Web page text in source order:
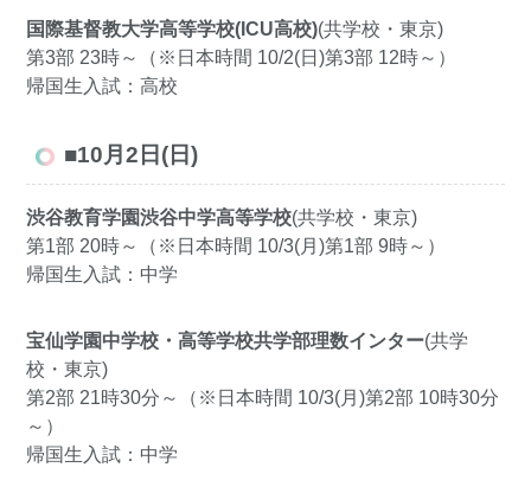
国際基督教大学高等学校(ICU高校)(共学校・東京)
第3部 23時～（※日本時間 10/2(日)第3部 12時～）
帰国生入試：高校
■10月2日(日)
渋谷教育学園渋谷中学高等学校(共学校・東京)
第1部 20時～（※日本時間 10/3(月)第1部 9時～）
帰国生入試：中学
宝仙学園中学校・高等学校共学部理数インター(共学
校・東京)
第2部 21時30分～（※日本時間 10/3(月)第2部 10時30分
～）
帰国生入試：中学